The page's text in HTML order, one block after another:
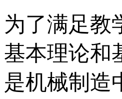
为了满足教
基本理论和
是机械制造